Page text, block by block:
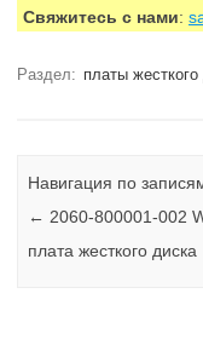
Свяжитесь с нами:
Раздел: платы
Навигация по
← 2060-800001-002
плата жесткого диска